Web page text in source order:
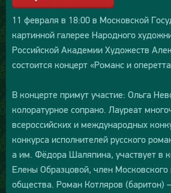
11 февраля в 18:00 в Московской
картинной галерее Народного
Российской Академии Художеств
состоится концерт «Романс и
В концерте примут участие: Ольга
колоратурное сопрано. Лауреат
всероссийских и международных
конкурса исполнителей русского
а им. Фёдора Шаляпина, участвует в
Елены Образцовой, член Московского
общества. Роман Котляров (баритон)